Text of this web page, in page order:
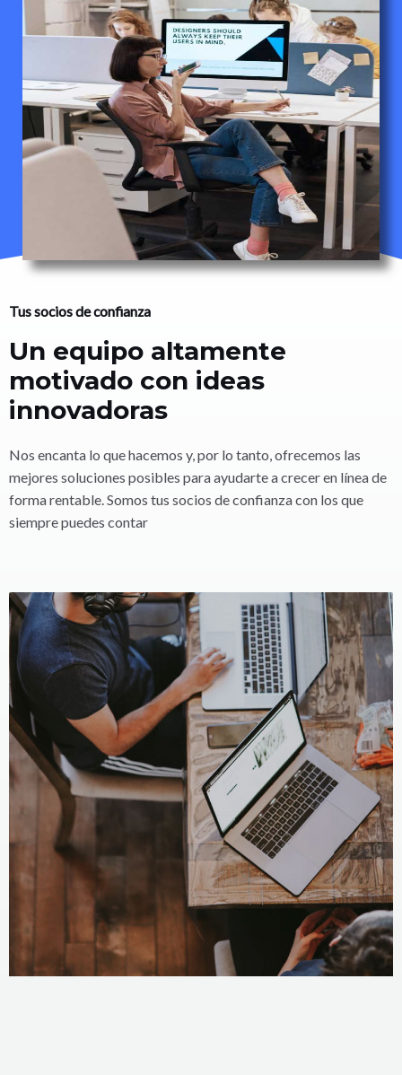
Tus socios de confianza
Un equipo altamente
motivado con ideas
innovadoras
Nos encanta lo que hacemos y, por lo tanto, ofrecemos las
mejores soluciones posibles para ayudarte a crecer en línea de
forma rentable. Somos tus socios de confianza con los que
siempre puedes contar